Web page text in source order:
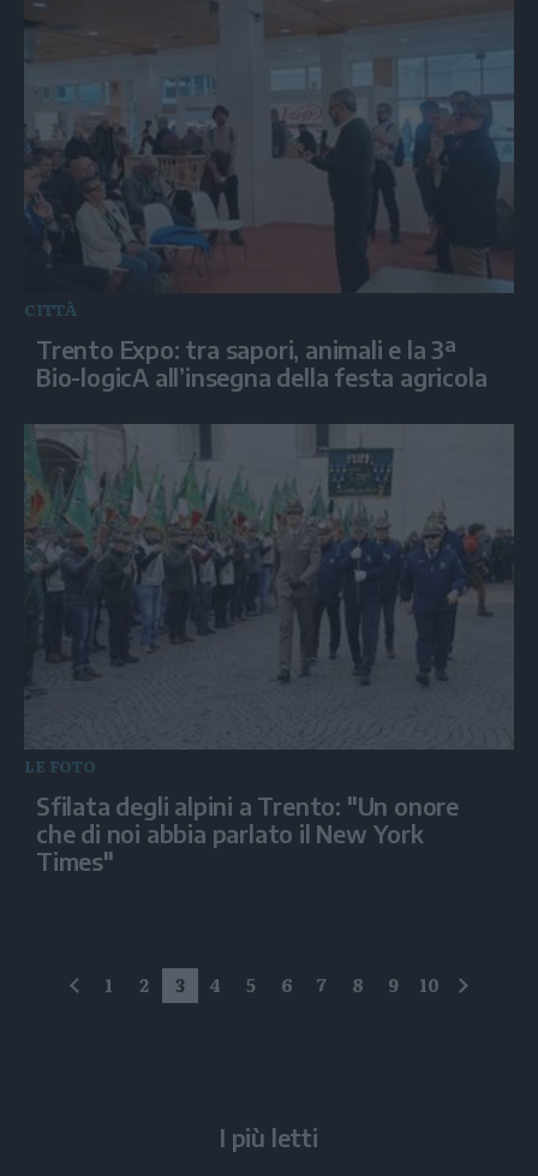
CITTÀ
Trento Expo: tra sapori, animali e la 3ª
Bio-logicA all’insegna della festa agricola
LE FOTO
Sfilata degli alpini a Trento: "Un onore
che di noi abbia parlato il New York
Times"
precedente
1 2 3 4 5 6 7 8 9 10
I più letti